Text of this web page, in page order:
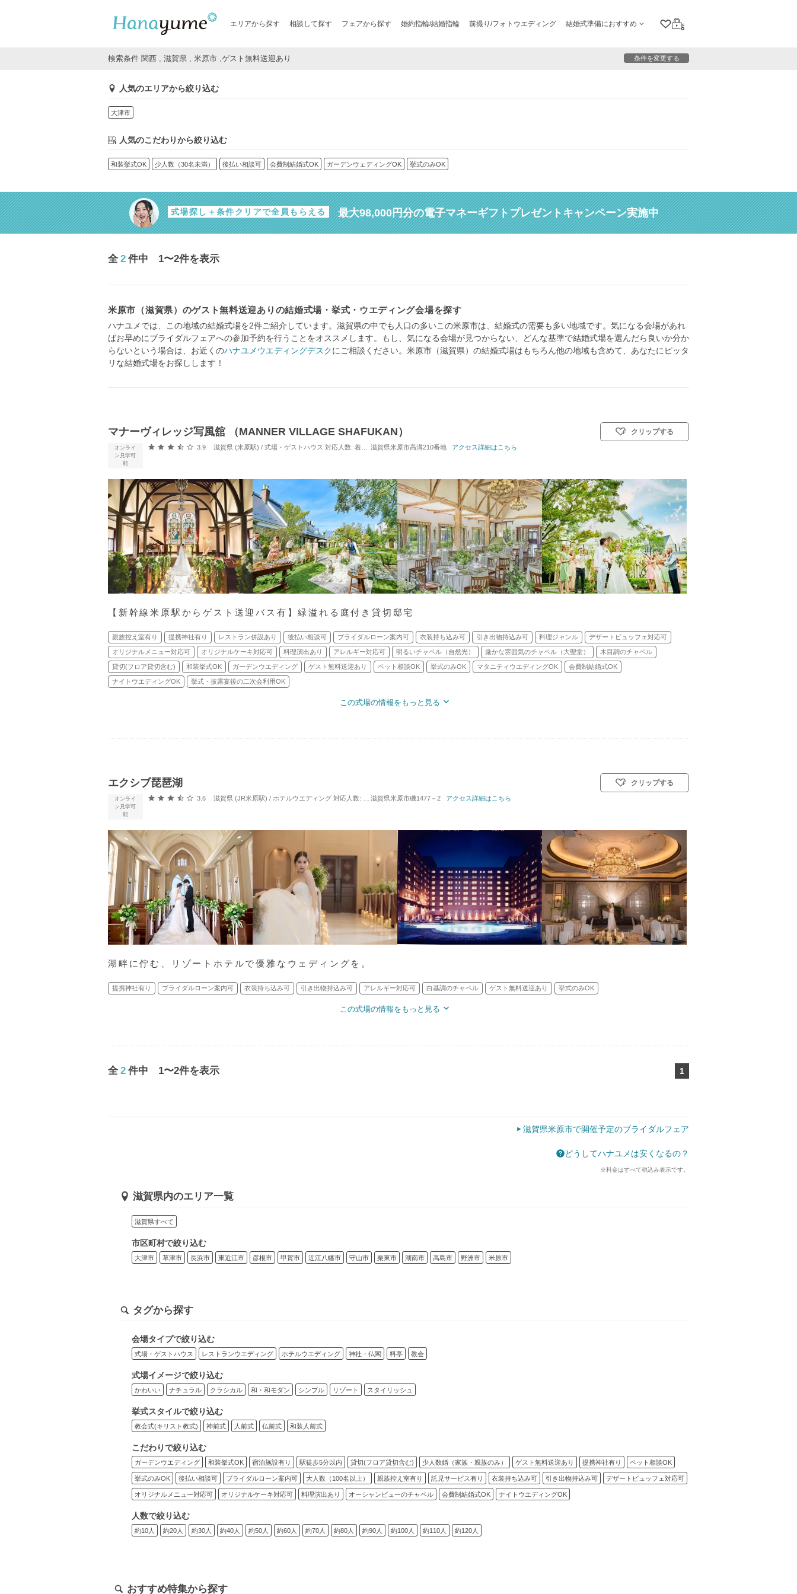
エリアから探す 相談して探す フェアから探す 婚約指輪/結婚指輪 前撮り/フォトウエディング 結婚式準備におすすめ
クリップリスト
ログイン
検索条件 関西 , 滋賀県 , 米原市 ,ゲスト無料送迎あり 条件を変更する
人気のエリアから絞り込む
大津市
人気のこだわりから絞り込む
和装挙式OK 少人数（30名未満） 後払い相談可 会費制結婚式OK ガーデンウェディングOK 挙式のみOK
式場探し＋条件クリアで全員もらえる 最大98,000円分の電子マネーギフトプレゼントキャンペーン実施中
全 2 件中 1〜2件を表示
米原市（滋賀県）のゲスト無料送迎ありの結婚式場・挙式・ウエディング会場を探す
ハナユメでは、この地域の結婚式場を2件ご紹介しています。滋賀県の中でも人口の多いこの米原市は、結婚式の需要も多い地域です。気になる会場があれ
ばお早めにブライダルフェアへの参加予約を行うことをオススメします。もし、気になる会場が見つからない、どんな基準で結婚式場を選んだら良いか分か
らないという場合は、お近くのハナユメウエディングデスクにご相談ください。米原市（滋賀県）の結婚式場はもちろん他の地域も含めて、あなたにピッタ
リな結婚式場をお探しします！
マナーヴィレッジ写風舘 （MANNER VILLAGE SHAFUKAN）
オンライ
ン見学可
能
口コミ評価
3.9 滋賀県 (米原駅) / 式場・ゲストハウス 対応人数: 着席：6名 ～ 120名 挙式スタイル: 教会式(キリスト教式)／人前式
滋賀県米原市高溝210番地 アクセス詳細はこちら
クリップする
【新幹線米原駅からゲスト送迎バス有】緑溢れる庭付き貸切邸宅
親族控え室有り 提携神社有り レストラン併設あり 後払い相談可 ブライダルローン案内可 衣装持ち込み可 引き出物持込み可 料理ジャンル デザートビュッフェ対応可
オリジナルメニュー対応可 オリジナルケーキ対応可 料理演出あり アレルギー対応可 明るいチャペル（自然光） 厳かな雰囲気のチャペル（大聖堂） 木目調のチャペル
貸切(フロア貸切含む) 和装挙式OK ガーデンウエディング ゲスト無料送迎あり ペット相談OK 挙式のみOK マタニティウエディングOK 会費制結婚式OK
ナイトウエディングOK 挙式・披露宴後の二次会利用OK
この式場の情報をもっと見る
エクシブ琵琶湖
オンライ
ン見学可
能
口コミ評価
3.6 滋賀県 (JR米原駅) / ホテルウエディング 対応人数: 着席：2名 ～ 180名 挙式スタイル: 教会式(キリスト教式)／神前式／人前式
滋賀県米原市磯1477－2 アクセス詳細はこちら
クリップする
湖畔に佇む、リゾートホテルで優雅なウェディングを。
提携神社有り ブライダルローン案内可 衣装持ち込み可 引き出物持込み可 アレルギー対応可 白基調のチャペル ゲスト無料送迎あり 挙式のみOK
この式場の情報をもっと見る
全 2 件中 1〜2件を表示
1
滋賀県米原市で開催予定のブライダルフェア
どうしてハナユメは安くなるの？
※料金はすべて税込み表示です。
滋賀県内のエリア一覧
滋賀県すべて
市区町村で絞り込む
大津市 草津市 長浜市 東近江市 彦根市 甲賀市 近江八幡市 守山市 栗東市 湖南市 高島市 野洲市 米原市
タグから探す
会場タイプで絞り込む
式場・ゲストハウス レストランウエディング ホテルウエディング 神社・仏閣 料亭 教会
式場イメージで絞り込む
かわいい ナチュラル クラシカル 和・和モダン シンプル リゾート スタイリッシュ
挙式スタイルで絞り込む
教会式(キリスト教式) 神前式 人前式 仏前式 和装人前式
こだわりで絞り込む
ガーデンウエディング 和装挙式OK 宿泊施設有り 駅徒歩5分以内 貸切(フロア貸切含む) 少人数婚（家族・親族のみ） ゲスト無料送迎あり 提携神社有り ペット相談OK
挙式のみOK 後払い相談可 ブライダルローン案内可 大人数（100名以上） 親族控え室有り 託児サービス有り 衣装持ち込み可 引き出物持込み可 デザートビュッフェ対応可
オリジナルメニュー対応可 オリジナルケーキ対応可 料理演出あり オーシャンビューのチャペル 会費制結婚式OK ナイトウエディングOK
人数で絞り込む
約10人 約20人 約30人 約40人 約50人 約60人 約70人 約80人 約90人 約100人 約110人 約120人
おすすめ特集から探す